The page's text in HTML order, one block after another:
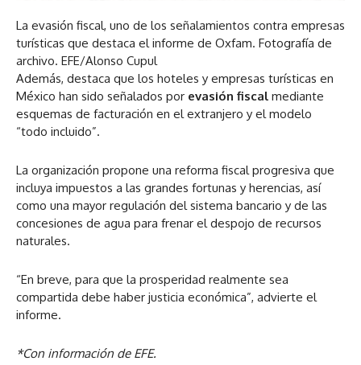
La evasión fiscal, uno de los señalamientos contra empresas
turísticas que destaca el informe de Oxfam. Fotografía de
archivo. EFE/Alonso Cupul
Además, destaca que los hoteles y empresas turísticas en
México han sido señalados por evasión fiscal mediante
esquemas de facturación en el extranjero y el modelo
“todo incluido”.
La organización propone una reforma fiscal progresiva que
incluya impuestos a las grandes fortunas y herencias, así
como una mayor regulación del sistema bancario y de las
concesiones de agua para frenar el despojo de recursos
naturales.
“En breve, para que la prosperidad realmente sea
compartida debe haber justicia económica”, advierte el
informe.
*Con información de EFE.